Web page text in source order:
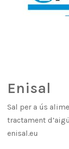
Enisal
Sal per a ús
tractament
enisal.eu